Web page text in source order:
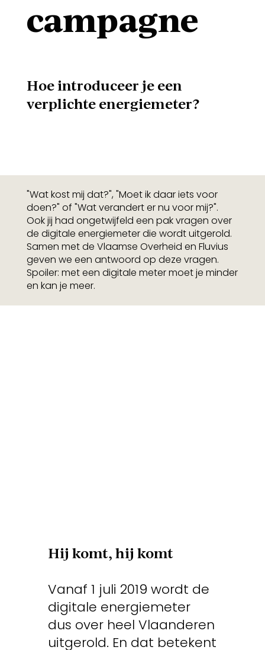
campagne
Hoe introduceer je een
verplichte energiemeter?
Hij komt, hij komt
Vanaf 1 juli 2019 wordt de
digitale energiemeter
dus over heel Vlaanderen
uitgerold. En dat betekent
"Wat kost mij dat?", "Moet ik daar iets voor
doen?" of "Wat verandert er nu voor mij?".
Ook jij had ongetwijfeld een pak vragen over
de digitale energiemeter die wordt uitgerold.
Samen met de Vlaamse Overheid en Fluvius
geven we een antwoord op deze vragen.
Spoiler: met een digitale meter moet je minder
en kan je meer.